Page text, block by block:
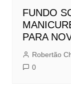
FUNDO
PARA
Robertão
0